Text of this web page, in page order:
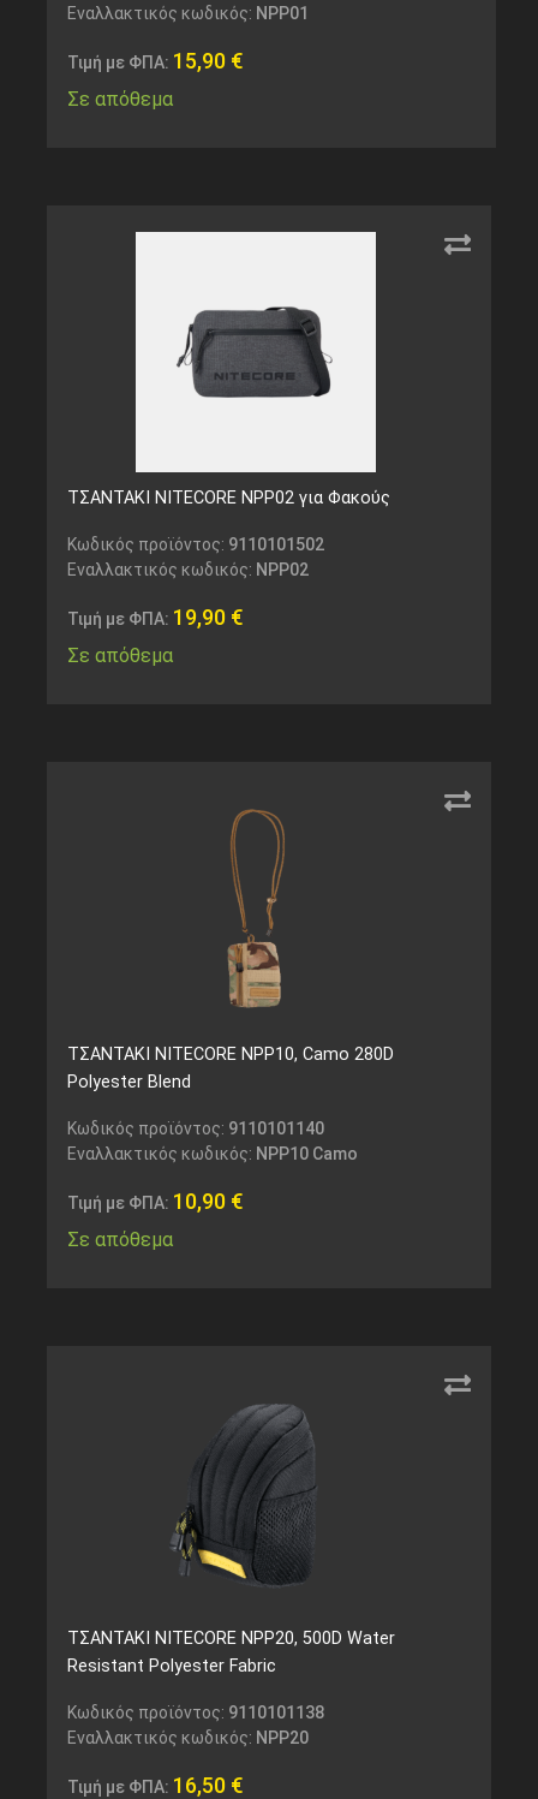
Εναλλακτικός κωδικός: NPP01
Τιμή με ΦΠΑ: 15,90 €
Σε απόθεμα
ΤΣΑΝΤΑΚΙ NITECORE NPP02 για Φακούς
Κωδικός προϊόντος: 9110101502
Εναλλακτικός κωδικός: NPP02
Τιμή με ΦΠΑ: 19,90 €
Σε απόθεμα
ΤΣΑΝΤΑΚΙ NITECORE NPP10, Camo 280D
Polyester Blend
Κωδικός προϊόντος: 9110101140
Εναλλακτικός κωδικός: NPP10 Camo
Τιμή με ΦΠΑ: 10,90 €
Σε απόθεμα
ΤΣΑΝΤΑΚΙ NITECORE NPP20, 500D Water
Resistant Polyester Fabric
Κωδικός προϊόντος: 9110101138
Εναλλακτικός κωδικός: NPP20
Τιμή με ΦΠΑ: 16,50 €